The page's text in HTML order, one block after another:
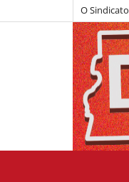
O Sindicato